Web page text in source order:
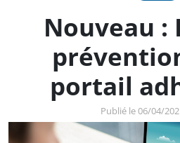
Nouveau :
portail
Publié le 06/04/